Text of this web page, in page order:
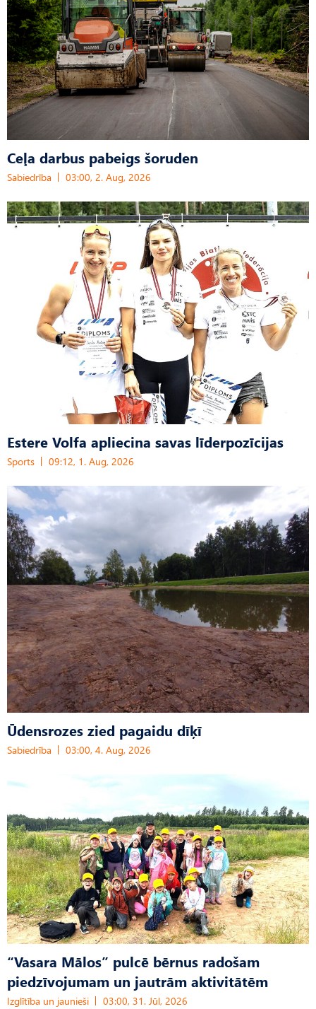
Ceļa darbus pabeigs šoruden
Sabiedrība 03:00, 2. Aug, 2026
Estere Volfa apliecina savas līderpozīcijas
Sports 09:12, 1. Aug, 2026
Ūdensrozes zied pagaidu dīķī
Sabiedrība 03:00, 4. Aug, 2026
“Vasara Mālos” pulcē bērnus radošam
piedzīvojumam un jautrām aktivitātēm
Izglītība un jaunieši 03:00, 31. Jūl, 2026